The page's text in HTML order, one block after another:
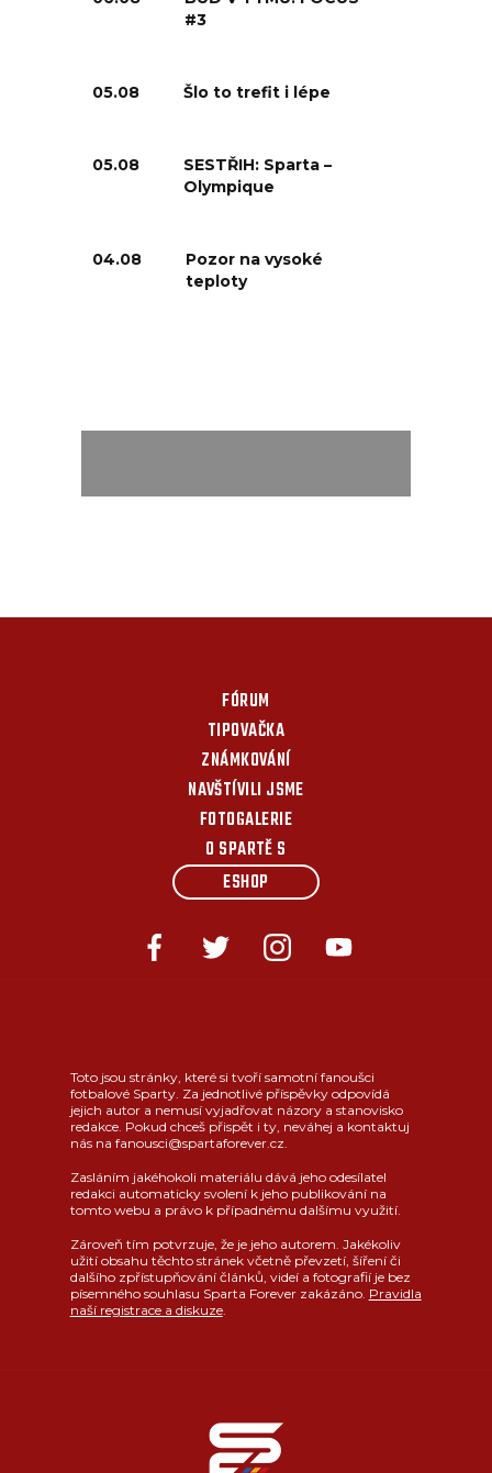
#3
05.08 Šlo to trefit i lépe
05.08
SESTŘIH: Sparta –
Olympique
04.08
Pozor na vysoké
teploty
FÓRUM
TIPOVAČKA
ZNÁMKOVÁNÍ
NAVŠTÍVILI JSME
FOTOGALERIE
O SPARTĚ S
ESHOP
Toto jsou stránky, které si tvoří samotní fanoušci
fotbalové Sparty. Za jednotlivé příspěvky odpovídá
jejich autor a nemusí vyjadřovat názory a stanovisko
redakce. Pokud chceš přispět i ty, neváhej a kontaktuj
nás na fanousci@spartaforever.cz.
Zasláním jakéhokoli materiálu dává jeho odesílatel
redakci automaticky svolení k jeho publikování na
tomto webu a právo k případnému dalšímu využití.
Zároveň tím potvrzuje, že je jeho autorem. Jakékoliv
užití obsahu těchto stránek včetně převzetí, šíření či
dalšího zpřístupňování článků, videí a fotografií je bez
písemného souhlasu Sparta Forever zakázáno. Pravidla
naší registrace a diskuze.